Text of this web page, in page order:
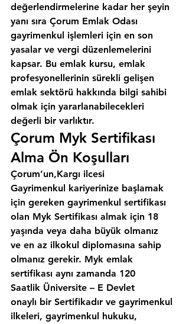
değerlendirmelerine kadar her şeyin
yanı sıra Çorum Emlak Odası
gayrimenkul işlemleri için en son
yasalar ve vergi düzenlemelerini
kapsar. Bu emlak kursu, emlak
profesyonellerinin sürekli gelişen
emlak sektörü hakkında bilgi sahibi
olmak için yararlanabilecekleri
değerli bir varlıktır.
Çorum Myk Sertifikası
Alma Ön Koşulları
Çorum’un,Kargı ilcesi
Gayrimenkul kariyerinize başlamak
için gereken gayrimenkul sertifikası
olan Myk Sertifikası almak için 18
yaşında veya daha büyük olmanız
ve en az ilkokul diplomasına sahip
olmanız gerekir. Myk emlak
sertifikası aynı zamanda 120
Saatlik Üniversite – E Devlet
onaylı bir Sertifikadır ve gayrimenkul
ilkeleri, gayrimenkul hukuku,